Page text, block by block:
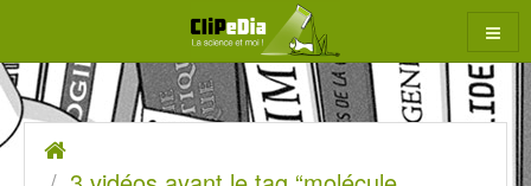
contenu
3
Accueil